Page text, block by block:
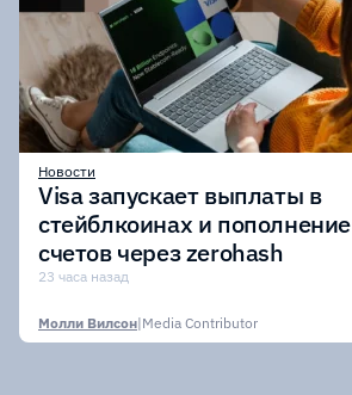
Новости
Visa запускает выплаты в
стейблкоинах и пополнение
счетов через zerohash
23 часа назад
Молли Вилсон|Media Contributor